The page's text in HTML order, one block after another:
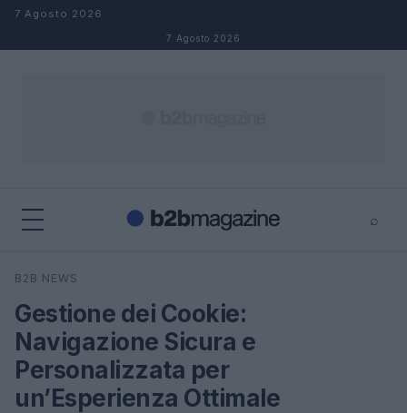
Salta al contenuto
7 Agosto 2026
7 Agosto 2026
⌕
Cerca
B2B NEWS
Gestione dei Cookie:
Navigazione Sicura e
Personalizzata per
un’Esperienza Ottimale